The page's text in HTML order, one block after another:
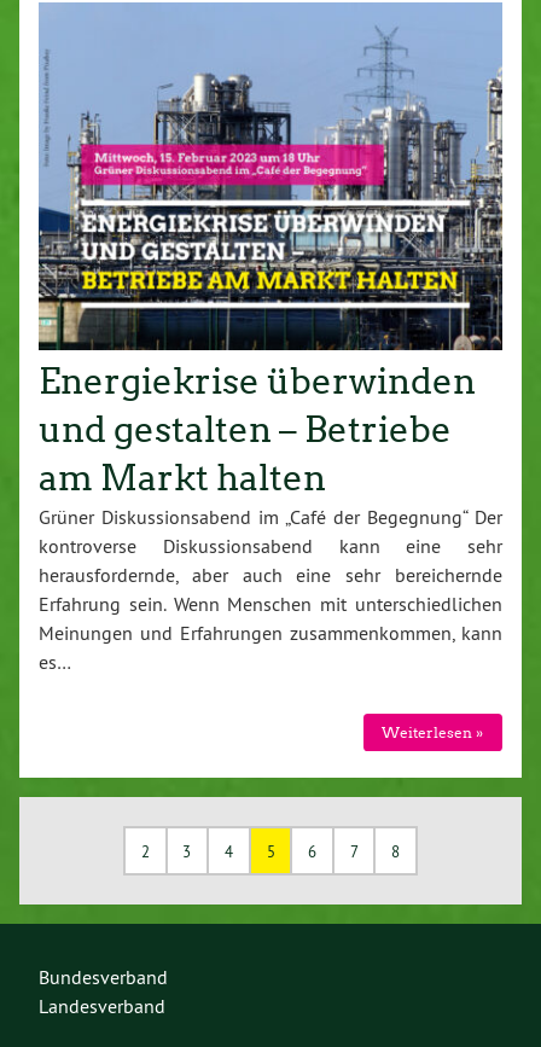
Energiekrise überwinden
und gestalten – Betriebe
am Markt halten
Grüner Diskussionsabend im „Café der Begegnung“ Der
kontroverse Diskussionsabend kann eine sehr
herausfordernde, aber auch eine sehr bereichernde
Erfahrung sein. Wenn Menschen mit unterschiedlichen
Meinungen und Erfahrungen zusammenkommen, kann
es…
Weiterlesen »
2 3 4 5 6 7 8
Bundesverband
Landesverband